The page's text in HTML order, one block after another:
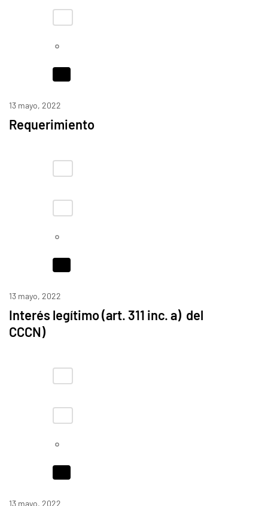
13 mayo, 2022
Requerimiento
13 mayo, 2022
Interés legítimo (art. 311 inc. a) del
CCCN)
13 mayo, 2022